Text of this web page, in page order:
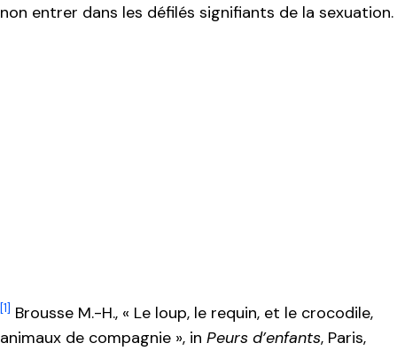
non entrer dans les défilés signifiants de la sexuation.
[1]
Brousse M.-H., « Le loup, le requin, et le crocodile,
animaux de compagnie », in Peurs d’enfants, Paris,